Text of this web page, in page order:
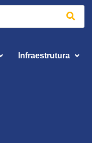
Infraestrutura